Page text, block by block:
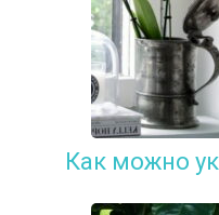
Как можно